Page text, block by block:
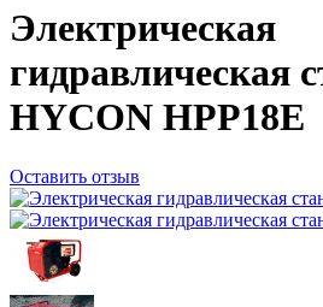
Электрическая
гидравлическая
HYCON HPP18E
Оставить отзыв